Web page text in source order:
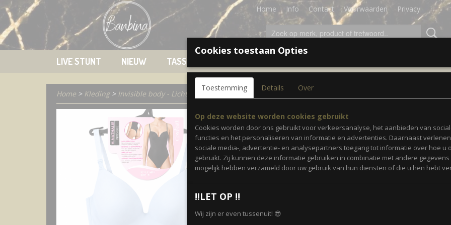
Home Info Contact Voorwaarden Privacy
LIVE STUNT NIEUW TASSEN
Home > Kleding> Invisible body - Lichtblauw
Invisible body - Lichtblauw
€ 16,50 (inclusief btw 21%)
✓Op voorraad
Cookies toestaan Opties
Toestemming Details Over
Op deze website worden cookies gebruikt
Cookies worden door ons gebruikt voor verkeersanalyse, het aanbieden van
functies en het personaliseren van informatie en advertenties. Daarnaast
sociale media-, advertentie- en analysepartners toegang tot informatie over hoe u
gebruikt. Zij kunnen deze informatie gebruiken in combinatie met andere gegevens
mogelijk hebben verzameld door uw gebruik van hun diensten of die u hen hebt
‼️LET OP ‼️
Wij zijn er even tussenuit! 😎